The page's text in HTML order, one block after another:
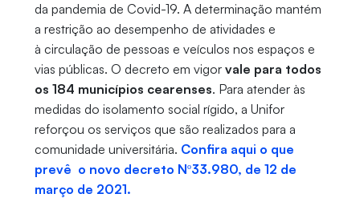
da pandemia de Covid-19. A determinação mantém
a restrição ao desempenho de atividades e
à circulação de pessoas e veículos nos espaços e
vias públicas. O decreto em vigor vale para todos
os 184 municípios cearenses. Para atender às
medidas do isolamento social rígido, a Unifor
reforçou os serviços que são realizados para a
comunidade universitária. Confira aqui o que
prevê o novo decreto Nº33.980, de 12 de
março de 2021.